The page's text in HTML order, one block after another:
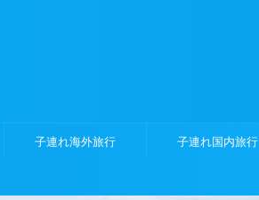
子連れ海外旅行 子連れ国内旅行